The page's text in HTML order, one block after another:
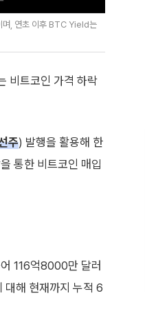
, 연초 이후 BTC Yield는
비트코인 가격 하락
주) 발행을 활용해 한
통한 비트코인 매입
116억8000만 달러
해 현재까지 누적 6